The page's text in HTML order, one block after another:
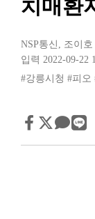
치매환
NSP통신 , 조이
입력 2022-09-22
#강릉시청 #피오